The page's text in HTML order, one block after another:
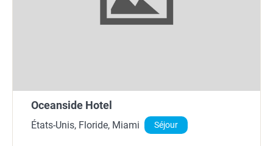
Oceanside Hotel
États-Unis, Floride, Miami Séjour